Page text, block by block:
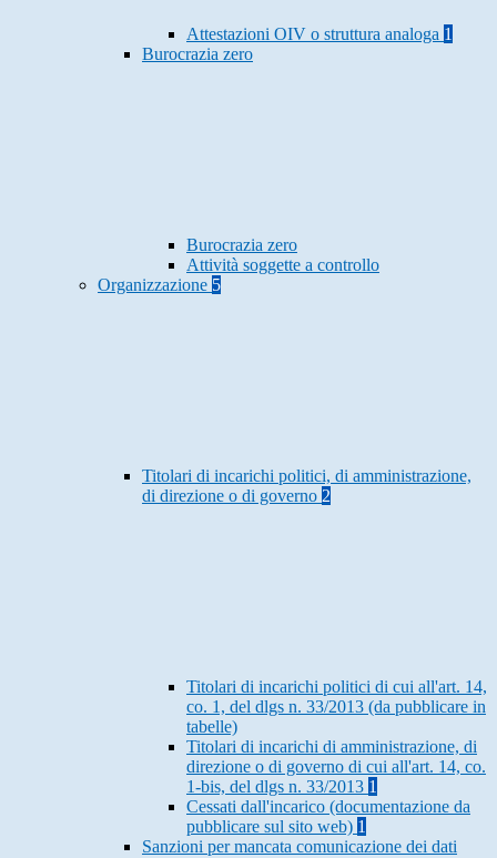
Attestazioni OIV o struttura analoga 1
Burocrazia zero
Burocrazia zero
Attività soggette a controllo
Organizzazione 5
Titolari di incarichi politici, di amministrazione,
di direzione o di governo 2
Titolari di incarichi politici di cui all'art. 14,
co. 1, del dlgs n. 33/2013 (da pubblicare in
tabelle)
Titolari di incarichi di amministrazione, di
direzione o di governo di cui all'art. 14, co.
1-bis, del dlgs n. 33/2013 1
Cessati dall'incarico (documentazione da
pubblicare sul sito web) 1
Sanzioni per mancata comunicazione dei dati